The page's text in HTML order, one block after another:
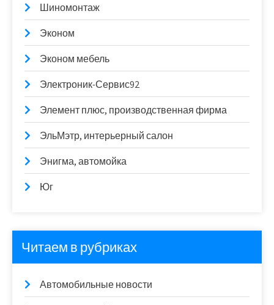
Шиномонтаж
Эконом
Эконом мебель
Электроник-Сервис92
Элемент плюс, производственная фирма
ЭльМэтр, интерьерный салон
Энигма, автомойка
Юг
Читаем в рубриках
Автомобильные новости